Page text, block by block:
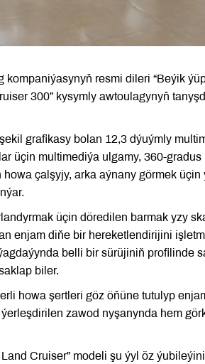
kompaniýasynyň resmi dileri “Beýik
300” kysymly awtoulagynyň
grafikasy bolan 12,3 dýuýmly
üçin multimediýa ulgamy, 360-gradus
çalşyjy, arka aýnany görmek
üçin döredilen barmak yzy
enjam diňe bir hereketlendirijini
belli bir sürüjiniň profilinde
biler.
howa şertleri göz öňüne tutulyp
zawod nyşanynda hem
Cruiser” modeli şu ýyl öz